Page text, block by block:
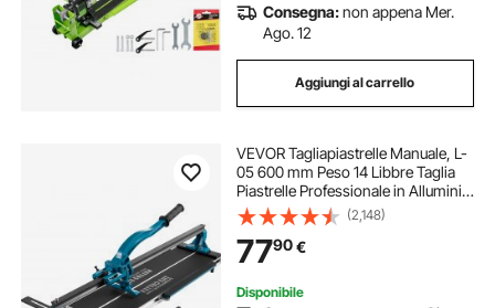
Consegna:non appena Mer.
Ago. 12
Aggiungi al carrello
VEVOR Tagliapiastrelle Manuale, L-
05 600 mm Peso 14 Libbre Taglia
Piastrelle Professionale in Alluminio
per Tagliare Tutti I Tipi di Piastrelle,
Comprese Piastrelle in Ceramica,
Gres Porcellanato
(2,148)
7790€
Disponibile